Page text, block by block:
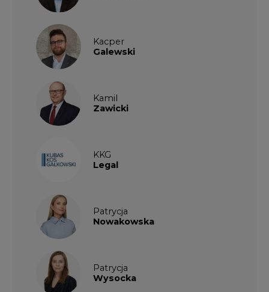
Kacper
Galewski
Kamil
Zawicki
KKG
Legal
Patrycja
Nowakowska
Patrycja
Wysocka